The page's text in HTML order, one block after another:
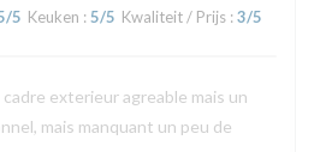
/5 Keuken : 5/5 Kwaliteit / Prijs : 3/5
exterieur agreable mais un
mais manquant un peu de